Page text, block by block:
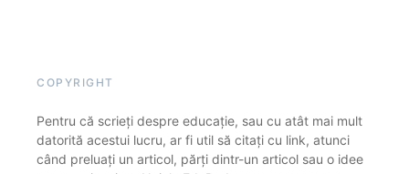
COPYRIGHT
Pentru că scrieți despre educație, sau cu atât mai mult
datorită acestui lucru, ar fi util să citați cu link, atunci
când preluați un articol, părți dintr-un articol sau o idee